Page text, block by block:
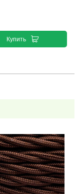
Купить